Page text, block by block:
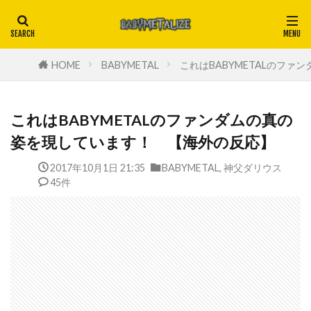
HOME BABYMETAL これはBABYMETALのファ
これはBABYMETALのファンダムの真の
姿を現しています！ 【海外の反応】
2017年10月1日 21:35 BABYMETAL, 神父ダリウス
45件